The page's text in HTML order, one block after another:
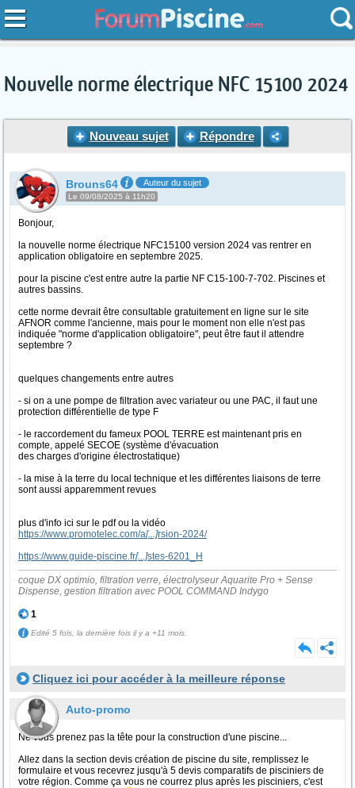
Nouvelle norme électrique NFC 15100 2024
Nouveau sujet Répondre
Brouns64 Auteur du sujet
Le 09/08/2025 à 11h20
Bonjour,
la nouvelle norme électrique NFC15100 version 2024 vas rentrer en
application obligatoire en septembre 2025.
pour la piscine c'est entre autre la partie NF C15-100-7-702. Piscines et
autres bassins.
cette norme devrait être consultable gratuitement en ligne sur le site
AFNOR comme l'ancienne, mais pour le moment non elle n'est pas
indiquée "norme d'application obligatoire", peut être faut il attendre
septembre ?
quelques changements entre autres
- si on a une pompe de filtration avec variateur ou une PAC, il faut une
protection différentielle de type F
- le raccordement du fameux POOL TERRE est maintenant pris en
compte, appelé SECOE (système d'évacuation
des charges d'origine électrostatique)
- la mise à la terre du local technique et les différentes liaisons de terre
sont aussi apparemment revues
plus d'info ici sur le pdf ou la vidéo
https://www.promotelec.com/a[...]rsion-2024/
https://www.guide-piscine.fr[...]stes-6201_H
coque DX optimio, filtration verre, électrolyseur Aquarite Pro + Sense
Dispense, gestion filtration avec POOL COMMAND Indygo
1
Edité 5 fois, la dernière fois il y a +11 mois.
Cliquez ici pour accéder à la meilleure réponse
Auto-promo
Ne vous prenez pas la tête pour la construction d'une piscine...
Allez dans la section devis création de piscine du site, remplissez le
formulaire et vous recevrez jusqu'à 5 devis comparatifs de pisciniers de
votre région. Comme ça vous ne courrez plus après les pisciniers, c'est